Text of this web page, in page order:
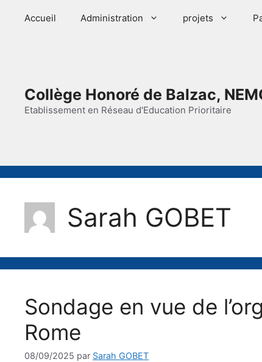
Accueil Administration projets
Collège Honoré de Balzac,
Etablissement en Réseau d'Education Prioritaire
Sarah GOBET
Sondage en vue de
Rome
08/09/2025 par Sarah GOBET